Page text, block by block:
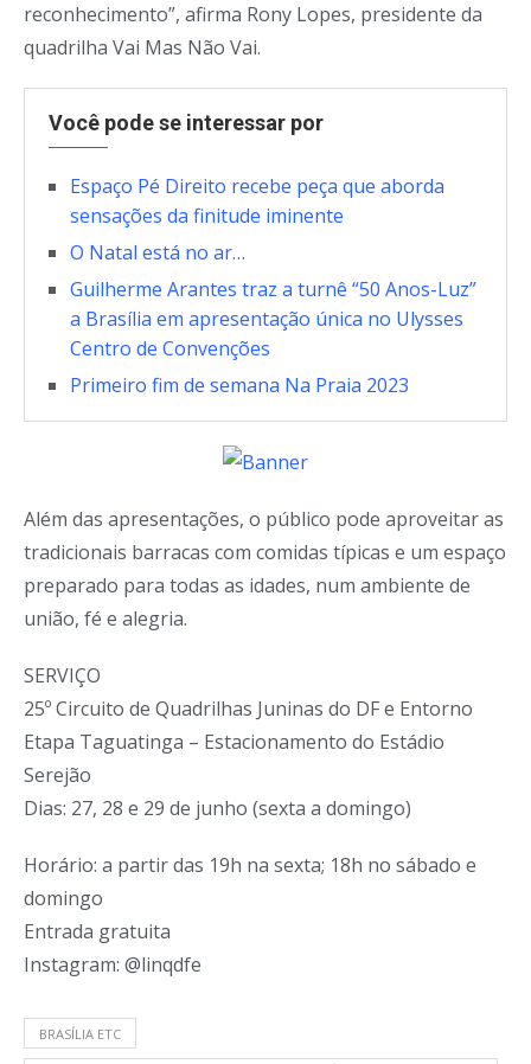
reconhecimento”, afirma Rony Lopes, presidente da
quadrilha Vai Mas Não Vai.
Você pode se interessar por
Espaço Pé Direito recebe peça que aborda
sensações da finitude iminente
O Natal está no ar…
Guilherme Arantes traz a turnê “50 Anos-Luz”
a Brasília em apresentação única no Ulysses
Centro de Convenções
Primeiro fim de semana Na Praia 2023
Além das apresentações, o público pode aproveitar as
tradicionais barracas com comidas típicas e um espaço
preparado para todas as idades, num ambiente de
união, fé e alegria.
SERVIÇO
25º Circuito de Quadrilhas Juninas do DF e Entorno
Etapa Taguatinga – Estacionamento do Estádio
Serejão
Dias: 27, 28 e 29 de junho (sexta a domingo)
Horário: a partir das 19h na sexta; 18h no sábado e
domingo
Entrada gratuita
Instagram: @linqdfe
BRASÍLIA ETC